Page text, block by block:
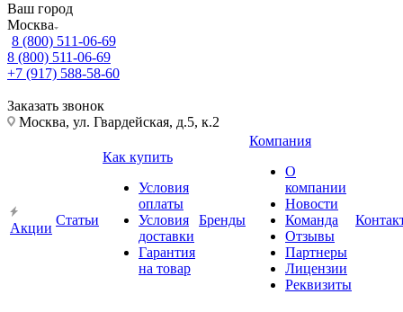
Ваш город
Москва
8 (800) 511-06-69
8 (800) 511-06-69
+7 (917) 588-58-60
Заказать звонок
Москва, ул. Гвардейская, д.5, к.2
Акции
Статьи
Как купить
Условия
оплаты
Условия
доставки
Гарантия
на товар
Бренды
Компания
О
компании
Новости
Команда
Отзывы
Партнеры
Лицензии
Реквизиты